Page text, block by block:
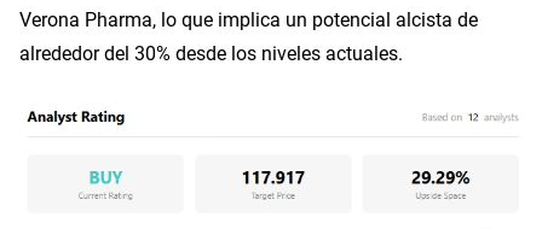
Verona Pharma, lo que implica un potencial alcista de
alrededor del 30% desde los niveles actuales.